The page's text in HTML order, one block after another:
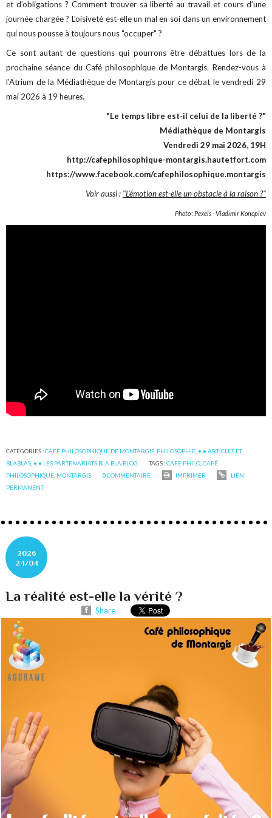
et d’obligations ? Comment trouver sa liberté au travail et cours d’une
journée chargée ? L’oisiveté est-elle un mal en soi dans un environnement
qui nous pousse à toujours nous "occuper" ?
Ce sont autant de questions qui pourrons être débattues lors de la
prochaine séance du Café philosophique de Montargis. Rendez-vous à
l’Atrium de la Médiathèque de Montargis pour ce débat le vendredi 29
mai 2026 à 19 heures.
"Le temps libre est-il celui de la liberté ?"
Médiathèque de Montargis
Vendredi 29 mai 2026, 19H
http://cafephilosophique-montargis.hautetfort.com
https://www.facebook.com/cafephilosophique.montargis
Voir aussi : "L'émotion est-elle un obstacle à la raison ?"
Photo : Pexels - Vladimir Konoplev
CATÉGORIES :CAFÉ PHILOSOPHIQUE DE MONTARGIS PHILOSOPHIE • • ARTICLES ET
BLABLAS • • LES PARTENARIATS BLA BLA BLOG TAGS :CAFÉ PHILO ,CAFÉ
PHILOSOPHIQUE MONTARGIS 0COMMENTAIRE IMPRIMER
LIEN
PERMANENT
2026
24/04
La réalité est-elle la vérité ?
Share